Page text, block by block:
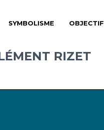
SYMBOLISME OBJECTIF
RIZET